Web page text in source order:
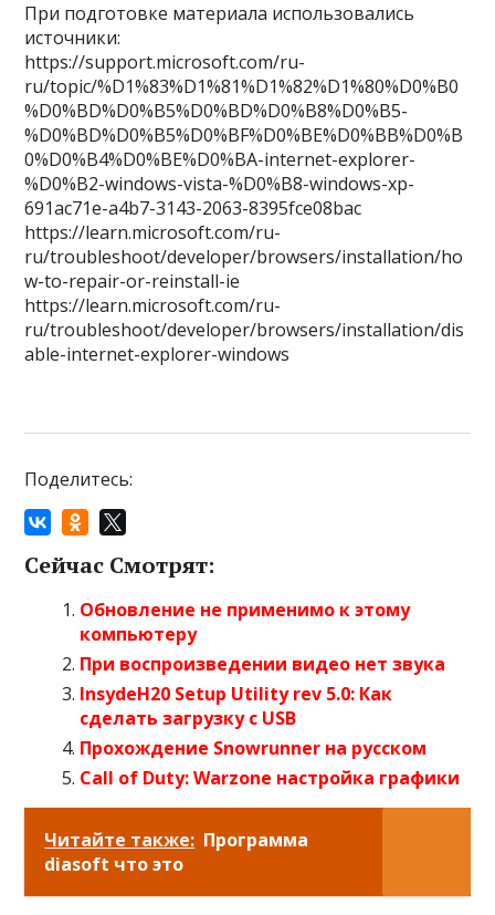
При подготовке материала использовались
источники:
https://support.microsoft.com/ru-
ru/topic/%D1%83%D1%81%D1%82%D1%80%D0%B0
%D0%BD%D0%B5%D0%BD%D0%B8%D0%B5-
%D0%BD%D0%B5%D0%BF%D0%BE%D0%BB%D0%B
0%D0%B4%D0%BE%D0%BA-internet-explorer-
%D0%B2-windows-vista-%D0%B8-windows-xp-
691ac71e-a4b7-3143-2063-8395fce08bac
https://learn.microsoft.com/ru-
ru/troubleshoot/developer/browsers/installation/ho
w-to-repair-or-reinstall-ie
https://learn.microsoft.com/ru-
ru/troubleshoot/developer/browsers/installation/dis
able-internet-explorer-windows
Поделитесь:
Сейчас Смотрят:
Обновление не применимо к этому
компьютеру
При воспроизведении видео нет звука
InsydeH20 Setup Utility rev 5.0: Как
сделать загрузку с USB
Прохождение Snowrunner на русском
Call of Duty: Warzone настройка графики
Читайте также: Программа
diasoft что это